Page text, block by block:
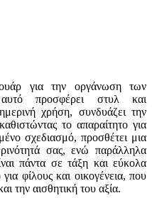
για την οργάνωση των
προσφέρει στυλ και
χρήση, συνδυάζει την
το απαραίτητο για
σχεδιασμό, προσθέτει μια
σας, ενώ παράλληλα
πάντα σε τάξη και εύκολα
φίλους και οικογένεια, που
την αισθητική του αξία.